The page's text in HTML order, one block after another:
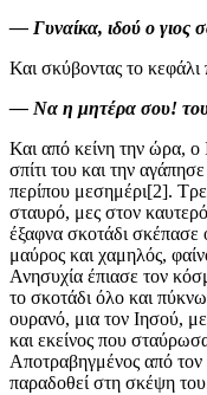
— Γυναίκα, ιδού ο γιος
Και σκύβοντας το
— Να η μητέρα σου! του
Και από κείνη την ώρα,
σπίτι του και την
περίπου μεσημέρι[2].
σταυρό, μες στον
έξαφνα σκοτάδι σκέπασε
μαύρος και χαμηλός,
Ανησυχία έπιασε τον
το σκοτάδι όλο και
ουρανό, μια τον Ιησού,
και εκείνος που
Αποτραβηγμένος από τον
παραδοθεί στη σκέψη